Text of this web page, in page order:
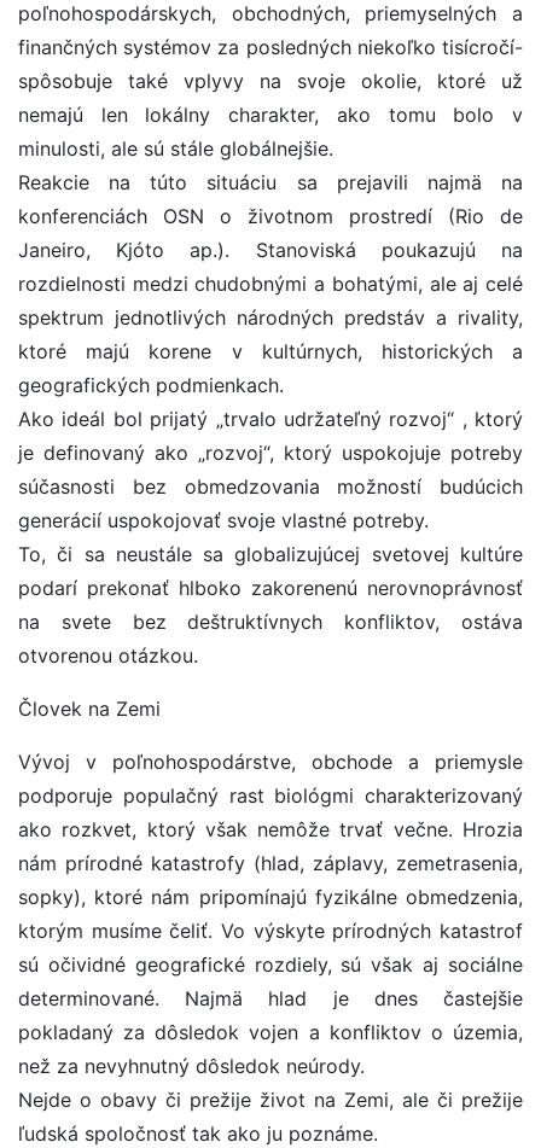
poľnohospodárskych, obchodných, priemyselných a
finančných systémov za posledných niekoľko tisícročí-
spôsobuje také vplyvy na svoje okolie, ktoré už
nemajú len lokálny charakter, ako tomu bolo v
minulosti, ale sú stále globálnejšie.
Reakcie na túto situáciu sa prejavili najmä na
konferenciách OSN o životnom prostredí (Rio de
Janeiro, Kjóto ap.). Stanoviská poukazujú na
rozdielnosti medzi chudobnými a bohatými, ale aj celé
spektrum jednotlivých národných predstáv a rivality,
ktoré majú korene v kultúrnych, historických a
geografických podmienkach.
Ako ideál bol prijatý „trvalo udržateľný rozvoj“ , ktorý
je definovaný ako „rozvoj“, ktorý uspokojuje potreby
súčasnosti bez obmedzovania možností budúcich
generácií uspokojovať svoje vlastné potreby.
To, či sa neustále sa globalizujúcej svetovej kultúre
podarí prekonať hlboko zakorenenú nerovnoprávnosť
na svete bez deštruktívnych konfliktov, ostáva
otvorenou otázkou.
Človek na Zemi
Vývoj v poľnohospodárstve, obchode a priemysle
podporuje populačný rast biológmi charakterizovaný
ako rozkvet, ktorý však nemôže trvať večne. Hrozia
nám prírodné katastrofy (hlad, záplavy, zemetrasenia,
sopky), ktoré nám pripomínajú fyzikálne obmedzenia,
ktorým musíme čeliť. Vo výskyte prírodných katastrof
sú očividné geografické rozdiely, sú však aj sociálne
determinované. Najmä hlad je dnes častejšie
pokladaný za dôsledok vojen a konfliktov o územia,
než za nevyhnutný dôsledok neúrody.
Nejde o obavy či prežije život na Zemi, ale či prežije
ľudská spoločnosť tak ako ju poznáme.